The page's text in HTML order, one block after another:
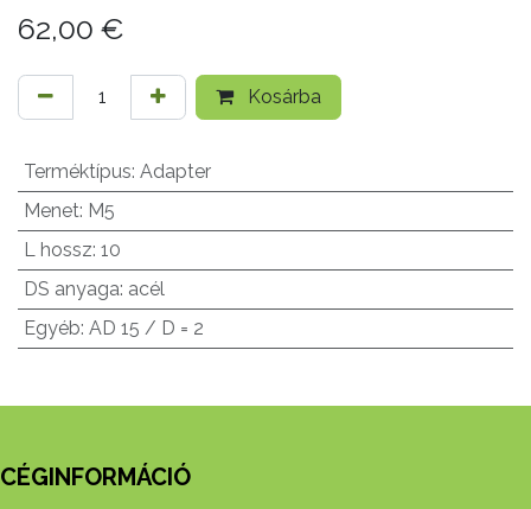
62,00 €
Kosárba
Terméktípus: Adapter
Menet: M5
L hossz: 10
DS anyaga: acél
Egyéb: AD 15 / D = 2
CÉGINFORMÁCIÓ